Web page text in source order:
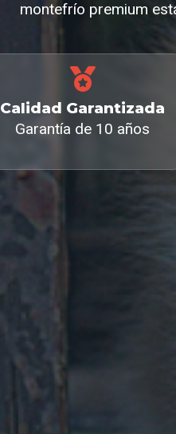
montefrío premium
Calidad Garantizada
Garantía de 10 años